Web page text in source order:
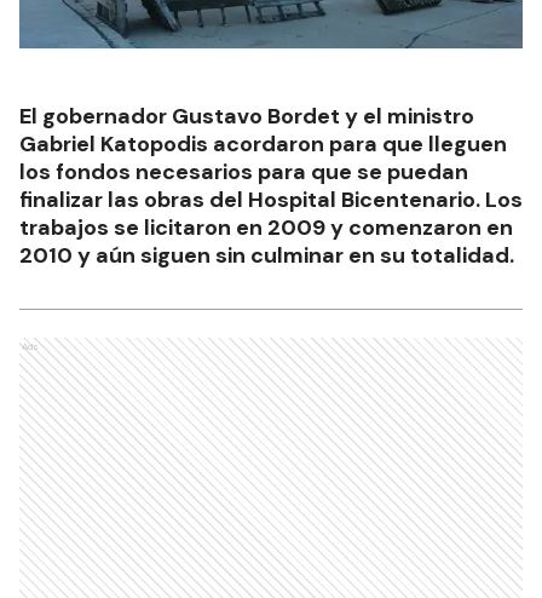
El gobernador Gustavo Bordet y el ministro
Gabriel Katopodis acordaron para que lleguen
los fondos necesarios para que se puedan
finalizar las obras del Hospital Bicentenario. Los
trabajos se licitaron en 2009 y comenzaron en
2010 y aún siguen sin culminar en su totalidad.
Ads